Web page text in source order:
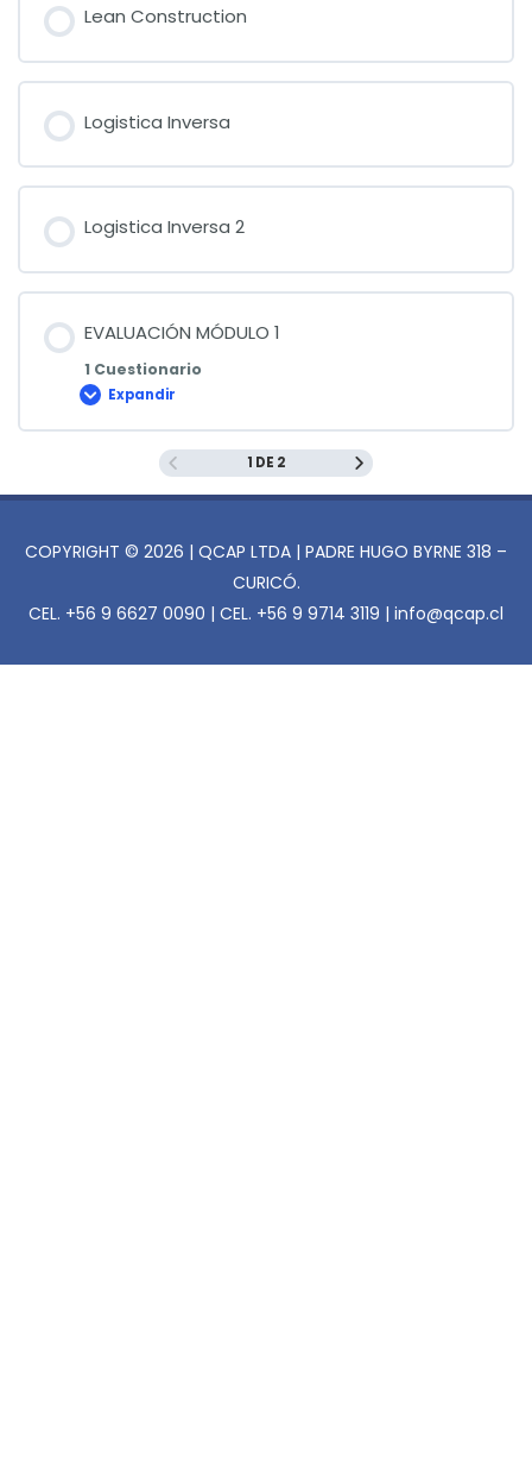
Lean Construction
Logistica Inversa
Logistica Inversa 2
EVALUACIÓN MÓDULO 1
1 Cuestionario
Expandir
EVALUACIÓN
1
1 DE 2
COPYRIGHT © 2026 | QCAP LTDA | PADRE HUGO BYRNE 318 –
CURICÓ.
CEL. +56 9 6627 0090 | CEL. +56 9 9714 3119 | info@qcap.cl